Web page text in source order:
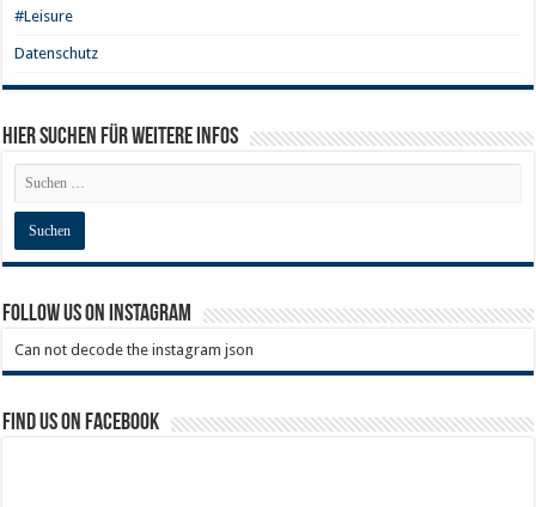
#Leisure
Datenschutz
Hier Suchen für weitere Infos
Follow us on Instagram
Can not decode the instagram json
Find us on Facebook